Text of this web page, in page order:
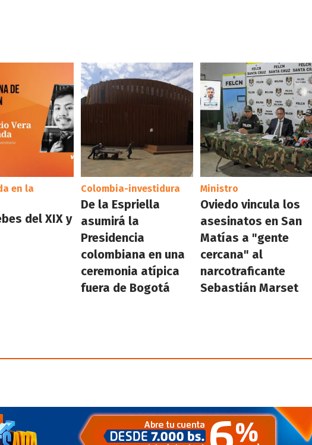
en la
del XIX y
Colombia-investidura
De la Espriella
asumirá la
Presidencia
colombiana en una
ceremonia atípica
fuera de Bogotá
Ministro
Oviedo vincula los
asesinatos en San
Matías a "gente
cercana" al
narcotraficante
Sebastián Marset